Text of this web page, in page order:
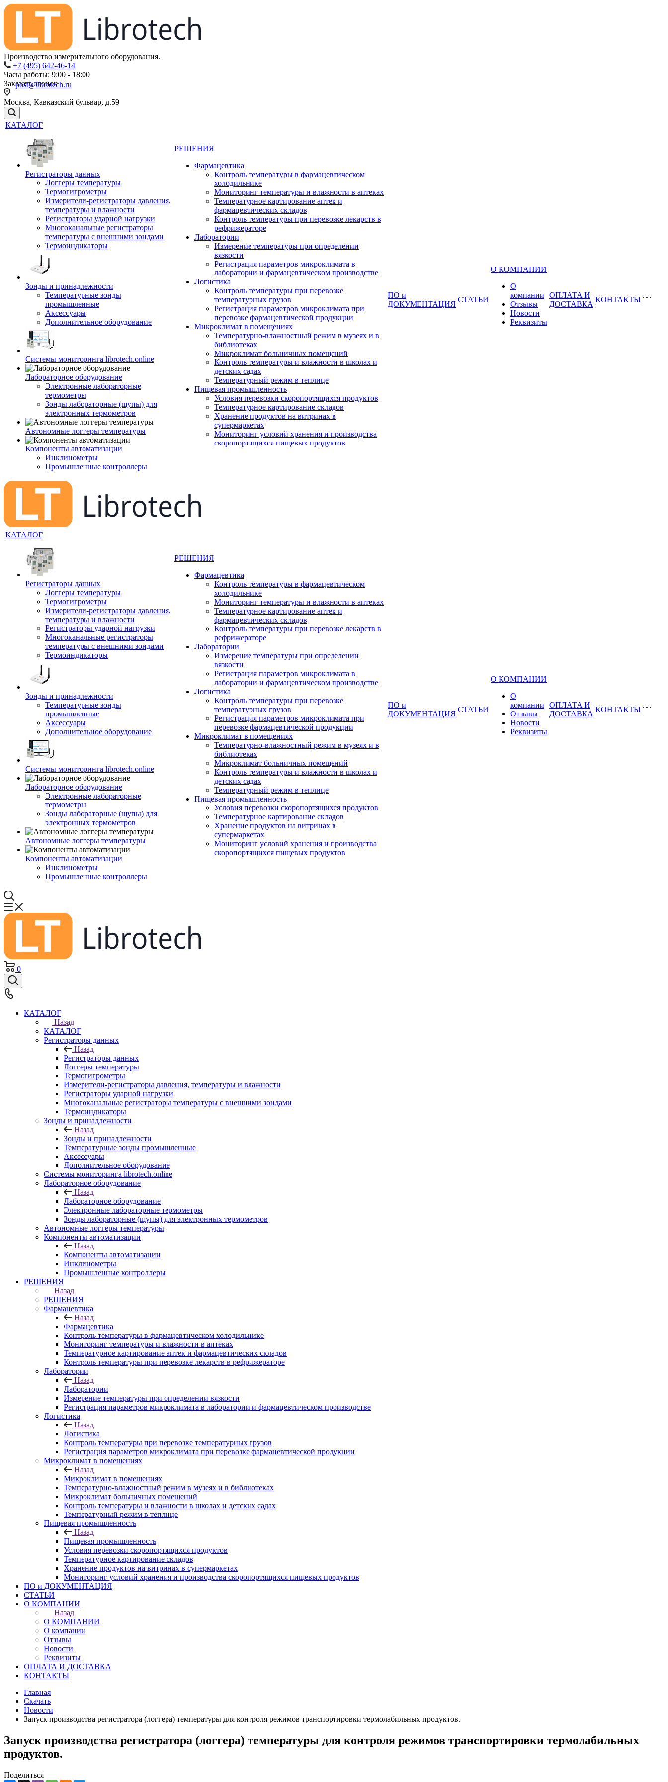
Производство измерительного оборудования.
+7 (495) 642-46-14
Часы работы: 9:00 - 18:00
post@librotech.ru
Заказать звонок
Москва, Кавказский бульвар, д.59
КАТАЛОГ
Регистраторы данных
Логгеры температуры
Термогигрометры
Измерители-регистраторы давления,
температуры и влажности
Регистраторы ударной нагрузки
Многоканальные регистраторы
температуры с внешними зондами
Термоиндикаторы
Зонды и принадлежности
Температурные зонды
промышленные
Аксессуары
Дополнительное оборудование
Системы мониторинга librotech.online
Лабораторное оборудование
Электронные лабораторные
термометры
Зонды лабораторные (щупы) для
электронных термометров
Автономные логгеры температуры
Компоненты автоматизации
Инклинометры
Промышленные контроллеры
РЕШЕНИЯ
Фармацевтика
Контроль температуры в фармацевтическом
холодильнике
Мониторинг температуры и влажности в аптеках
Температурное картирование аптек и
фармацевтических складов
Контроль температуры при перевозке лекарств в
рефрижераторе
Лаборатории
Измерение температуры при определении
вязкости
Регистрация параметров микроклимата в
лаборатории и фармацевтическом производстве
Логистика
Контроль температуры при перевозке
температурных грузов
Регистрация параметров микроклимата при
перевозке фармацевтической продукции
Микроклимат в помещениях
Температурно-влажностный режим в музеях и в
библиотеках
Микроклимат больничных помещений
Контроль температуры и влажности в школах и
детских садах
Температурный режим в теплице
Пищевая промышленность
Условия перевозки скоропортящихся продуктов
Температурное картирование складов
Хранение продуктов на витринах в
супермаркетах
Мониторинг условий хранения и производства
скоропортящихся пищевых продуктов
ПО и
ДОКУМЕНТАЦИЯ
СТАТЬИ
О КОМПАНИИ
О
компании
Отзывы
Новости
Реквизиты
ОПЛАТА И
ДОСТАВКА
КОНТАКТЫ
КАТАЛОГ
Регистраторы данных
Логгеры температуры
Термогигрометры
Измерители-регистраторы давления,
температуры и влажности
Регистраторы ударной нагрузки
Многоканальные регистраторы
температуры с внешними зондами
Термоиндикаторы
Зонды и принадлежности
Температурные зонды
промышленные
Аксессуары
Дополнительное оборудование
Системы мониторинга librotech.online
Лабораторное оборудование
Электронные лабораторные
термометры
Зонды лабораторные (щупы) для
электронных термометров
Автономные логгеры температуры
Компоненты автоматизации
Инклинометры
Промышленные контроллеры
РЕШЕНИЯ
Фармацевтика
Контроль температуры в фармацевтическом
холодильнике
Мониторинг температуры и влажности в аптеках
Температурное картирование аптек и
фармацевтических складов
Контроль температуры при перевозке лекарств в
рефрижераторе
Лаборатории
Измерение температуры при определении
вязкости
Регистрация параметров микроклимата в
лаборатории и фармацевтическом производстве
Логистика
Контроль температуры при перевозке
температурных грузов
Регистрация параметров микроклимата при
перевозке фармацевтической продукции
Микроклимат в помещениях
Температурно-влажностный режим в музеях и в
библиотеках
Микроклимат больничных помещений
Контроль температуры и влажности в школах и
детских садах
Температурный режим в теплице
Пищевая промышленность
Условия перевозки скоропортящихся продуктов
Температурное картирование складов
Хранение продуктов на витринах в
супермаркетах
Мониторинг условий хранения и производства
скоропортящихся пищевых продуктов
ПО и
ДОКУМЕНТАЦИЯ
СТАТЬИ
О КОМПАНИИ
О
компании
Отзывы
Новости
Реквизиты
ОПЛАТА И
ДОСТАВКА
КОНТАКТЫ
0
КАТАЛОГ
Назад
КАТАЛОГ
Регистраторы данных
Назад
Регистраторы данных
Логгеры температуры
Термогигрометры
Измерители-регистраторы давления, температуры и влажности
Регистраторы ударной нагрузки
Многоканальные регистраторы температуры с внешними зондами
Термоиндикаторы
Зонды и принадлежности
Назад
Зонды и принадлежности
Температурные зонды промышленные
Аксессуары
Дополнительное оборудование
Системы мониторинга librotech.online
Лабораторное оборудование
Назад
Лабораторное оборудование
Электронные лабораторные термометры
Зонды лабораторные (щупы) для электронных термометров
Автономные логгеры температуры
Компоненты автоматизации
Назад
Компоненты автоматизации
Инклинометры
Промышленные контроллеры
РЕШЕНИЯ
Назад
РЕШЕНИЯ
Фармацевтика
Назад
Фармацевтика
Контроль температуры в фармацевтическом холодильнике
Мониторинг температуры и влажности в аптеках
Температурное картирование аптек и фармацевтических складов
Контроль температуры при перевозке лекарств в рефрижераторе
Лаборатории
Назад
Лаборатории
Измерение температуры при определении вязкости
Регистрация параметров микроклимата в лаборатории и фармацевтическом производстве
Логистика
Назад
Логистика
Контроль температуры при перевозке температурных грузов
Регистрация параметров микроклимата при перевозке фармацевтической продукции
Микроклимат в помещениях
Назад
Микроклимат в помещениях
Температурно-влажностный режим в музеях и в библиотеках
Микроклимат больничных помещений
Контроль температуры и влажности в школах и детских садах
Температурный режим в теплице
Пищевая промышленность
Назад
Пищевая промышленность
Условия перевозки скоропортящихся продуктов
Температурное картирование складов
Хранение продуктов на витринах в супермаркетах
Мониторинг условий хранения и производства скоропортящихся пищевых продуктов
ПО и ДОКУМЕНТАЦИЯ
СТАТЬИ
О КОМПАНИИ
Назад
О КОМПАНИИ
О компании
Отзывы
Новости
Реквизиты
ОПЛАТА И ДОСТАВКА
КОНТАКТЫ
Главная
Скачать
Новости
Запуск производства регистратора (логгера) температуры для контроля режимов транспортировки термолабильных продуктов.
Запуск производства регистратора (логгера) температуры для контроля режимов транспортировки термолабильных
продуктов.
Поделиться